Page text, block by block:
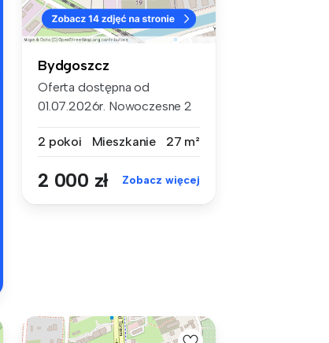
Bydgoszcz
Oferta dostępna od
01.07.2026r. Nowoczesne 2
2 pokoi
Mieszkanie 27 m²
2 000 zł Zobacz więcej